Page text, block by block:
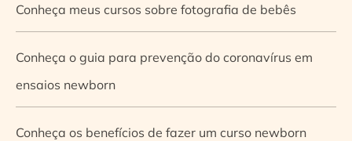
Conheça meus cursos sobre fotografia de bebês
Conheça o guia para prevenção do coronavírus em
ensaios newborn
Conheça os benefícios de fazer um curso newborn